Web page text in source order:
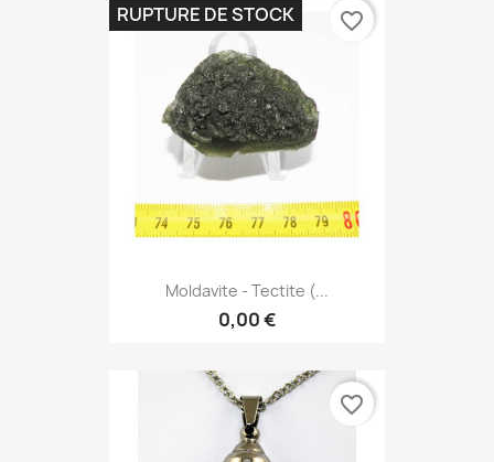
Moldavite - Tectite (...
0,00 €
RUPTURE DE STOCK favorite_border
favorite_border